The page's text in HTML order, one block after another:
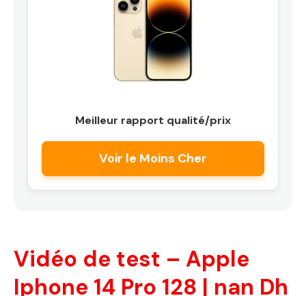
Meilleur rapport qualité/prix
Voir le Moins Cher
Vidéo de test – Apple
Iphone 14 Pro 128 | nan Dh